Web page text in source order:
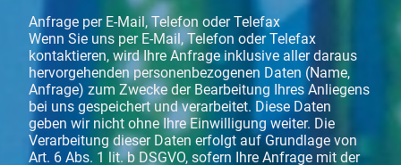
Anfrage per E-Mail, Telefon oder Telefax
Wenn Sie uns per E-Mail, Telefon oder Telefax
kontaktieren, wird Ihre Anfrage inklusive aller daraus
hervorgehenden personenbezogenen Daten (Name,
Anfrage) zum Zwecke der Bearbeitung Ihres Anliegens
bei uns gespeichert und verarbeitet. Diese Daten
geben wir nicht ohne Ihre Einwilligung weiter. Die
Verarbeitung dieser Daten erfolgt auf Grundlage von
Art. 6 Abs. 1 lit. b DSGVO, sofern Ihre Anfrage mit der